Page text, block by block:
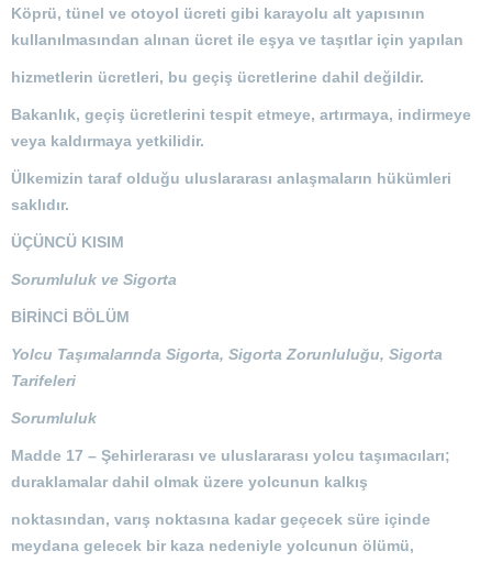
Köprü, tünel ve otoyol ücreti gibi karayolu alt yapısının
kullanılmasından alınan ücret ile eşya ve taşıtlar için yapılan
hizmetlerin ücretleri, bu geçiş ücretlerine dahil değildir.
Bakanlık, geçiş ücretlerini tespit etmeye, artırmaya, indirmeye
veya kaldırmaya yetkilidir.
Ülkemizin taraf olduğu uluslararası anlaşmaların hükümleri
saklıdır.
ÜÇÜNCÜ KISIM
Sorumluluk ve Sigorta
BİRİNCİ BÖLÜM
Yolcu Taşımalarında Sigorta, Sigorta Zorunluluğu, Sigorta
Tarifeleri
Sorumluluk
Madde 17 – Şehirlerarası ve uluslararası yolcu taşımacıları;
duraklamalar dahil olmak üzere yolcunun kalkış
noktasından, varış noktasına kadar geçecek süre içinde
meydana gelecek bir kaza nedeniyle yolcunun ölümü,